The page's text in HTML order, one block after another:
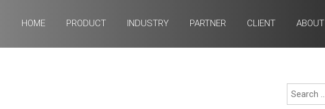
HOME PRODUCT INDUSTRY PARTNER CLIENT ABOUT